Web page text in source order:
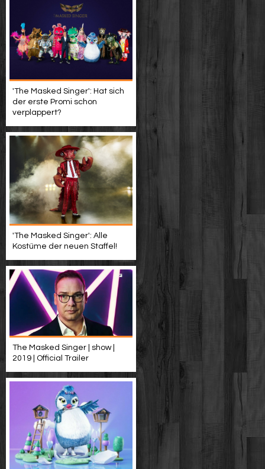
'The Masked Singer': Hat sich
der erste Promi schon
verplappert?
'The Masked Singer': Alle
Kostüme der neuen Staffel!
The Masked Singer | show |
2019 | Official Trailer